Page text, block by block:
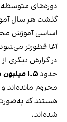
دوره‌های متوسطه
گذشت هر سال
اساسی آموزش
آغا قطورتر
حدود ۱.۵ میلیون دختر و زن جوان
محروم مانده‌اند
هستند که
شده‌اند.